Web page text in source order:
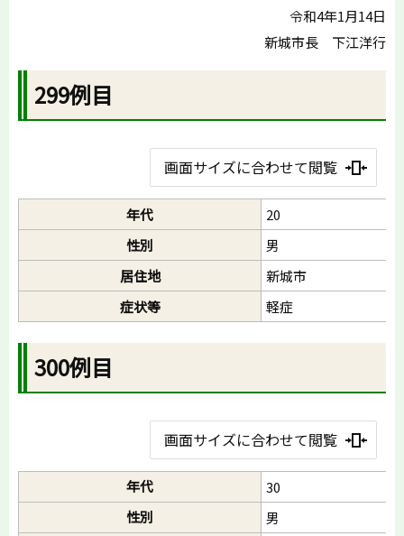
令和4年1月14日
新城市長 下江洋行
299例目
画面サイズに合わせて閲覧
年代
20
性別
男
居住地
新城市
症状等
軽症
300例目
画面サイズに合わせて閲覧
年代
30
性別
男